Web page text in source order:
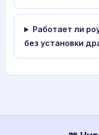
Работает ли
без установки